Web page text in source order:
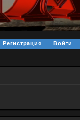
Регистрация Войти